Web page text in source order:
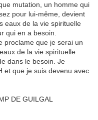
mutation, un homme qui
pour lui-même, devient
eaux de la vie spirituelle
qui en a besoin.
proclame que je serai un
de la vie spirituelle
dans le besoin. Je
et que je suis devenu avec
DE GUILGAL